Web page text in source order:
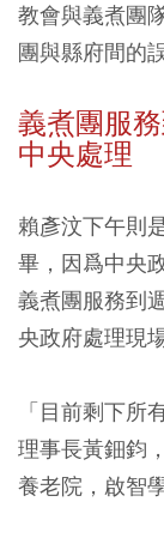
教會與義煮團
團與縣府間的
義煮團服
中央處理
賴彥汶下午則
畢，因爲中央
義煮團服務到
央政府處理現
「目前剩下所
理事長黃鈿鈞
養老院，啟智